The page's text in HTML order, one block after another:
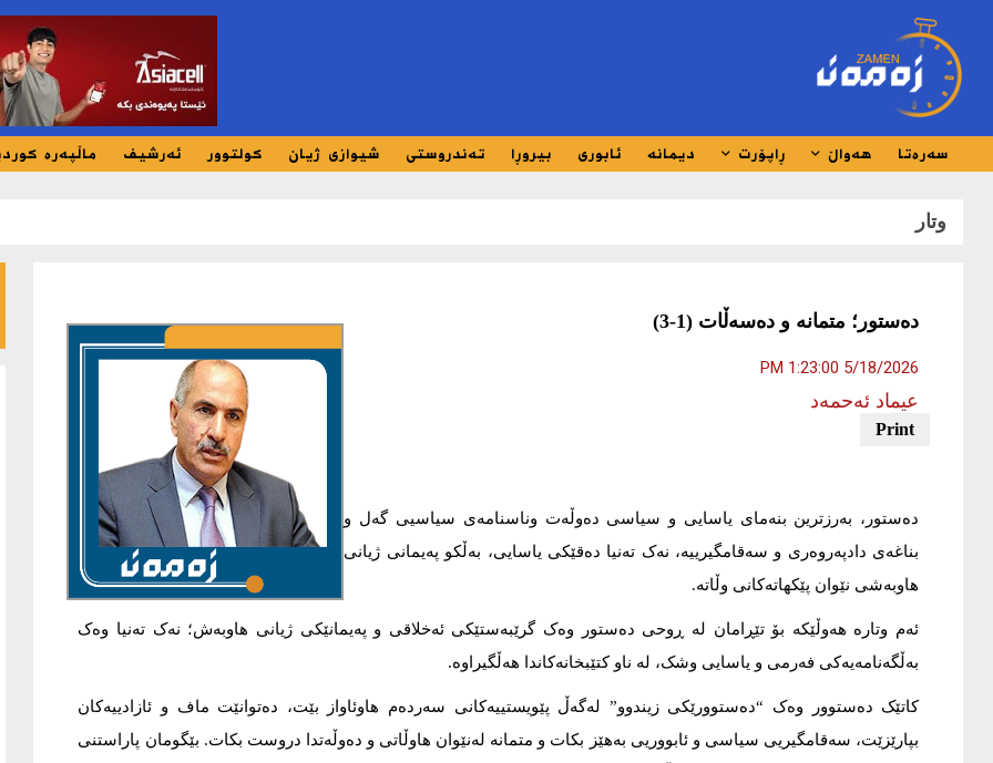
سەرەتا هەواڵ ڕاپۆرت دیمانە ئابوری بیروڕا تەندروستی شیوازی ژیان کولتوور ئەرشیف ماڵپەرە
وتار
دەستور؛ متمانە و دەسەڵات (1-3)
5/18/2026 1:23:00 PM
عیماد ئه‌حمه‌د
دەستور، بەرزترین بنەمای یاسایی و سیاسی دەوڵەت وناسنامەی سیاسیی گەل و
بناغەی دادپەروەری و سەقامگیرییە، نەک تەنیا دەقێکی یاسایی، بەڵکو پەیمانی ژیانی
هاوبەشی نێوان پێکهاتەکانی وڵاتە.
ئەم وتارە هەوڵێکە بۆ تێڕامان لە ڕوحی دەستور وەک گرێبەستێکی ئەخلاقی و پەیمانێکی ژیانی هاوبەش؛ نەک تەنیا وەک
بەڵگەنامەیەکی فەرمی و یاسایی وشک، لە ناو کتێبخانەکاندا هەڵگیراوە.
کاتێک دەستوور وەک “دەستوورێکی زیندوو” لەگەڵ پێویستییەکانی سەردەم هاوئاواز بێت، دەتوانێت ماف و ئازادییەکان
بپارێزێت، سەقامگیریی سیاسی و ئابووریی بەهێز بکات و متمانە لەنێوان هاوڵاتی و دەوڵەتدا دروست بکات. بێگومان پاراستنی